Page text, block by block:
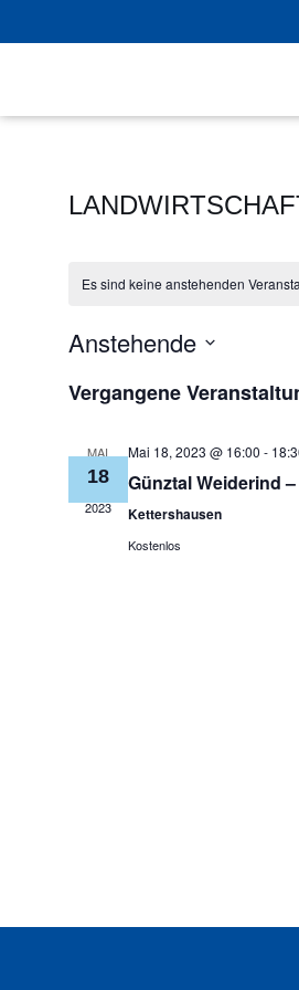
springen
Es sind keine anstehenden
Anstehende
wählen.
Vergangene
MAI
18
2023
Mai 18, 2023 @ 16:00 -
Günztal Weiderind
Kettershausen
Kostenlos